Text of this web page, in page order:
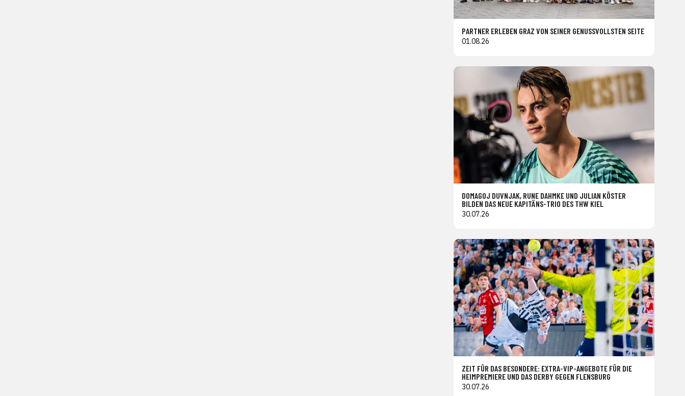
PARTNER ERLEBEN GRAZ VON SEINER GENUSSVOLLSTEN SEITE
01.08.26
DOMAGOJ DUVNJAK, RUNE DAHMKE UND JULIAN KÖSTER
BILDEN DAS NEUE KAPITÄNS-TRIO DES THW KIEL
30.07.26
ZEIT FÜR DAS BESONDERE: EXTRA-VIP-ANGEBOTE FÜR DIE
HEIMPREMIERE UND DAS DERBY GEGEN FLENSBURG
30.07.26